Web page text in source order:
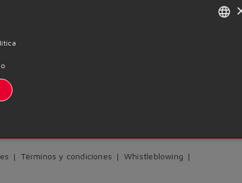
Términos y condiciones
Whistleblowing